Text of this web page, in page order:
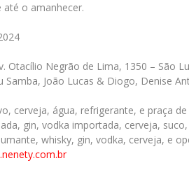
até o amanhecer.
Otacílio Negrão de Lima, 1350 – São
Samba, João Lucas & Diogo, Denise
cerveja, água, refrigerante, e praça
gin, vodka importada, cerveja,
whisky, gin, vodka, cerveja, e